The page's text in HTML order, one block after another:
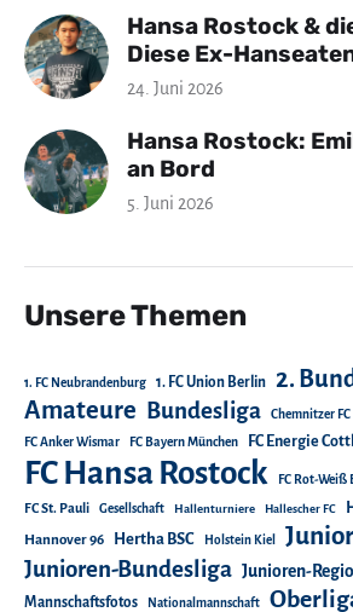
Hansa Rostock &
Diese Ex-
24. Juni 2026
Hansa Rostock:
an Bord
5. Juni 2026
Unsere Themen
1. FC Neubrandenburg 1. FC Union Berlin 2.
Amateure Bundesliga Chemnitzer FC
FC Anker Wismar FC Bayern München FC Energie
FC Hansa Rostock FC Rot-Weiß
FC St. Pauli Gesellschaft Hallenturniere Hallescher FC
Hannover 96 Hertha BSC Holstein Kiel
Junioren-Bundesliga Junioren-
Mannschaftsfotos
Nationalmannschaft